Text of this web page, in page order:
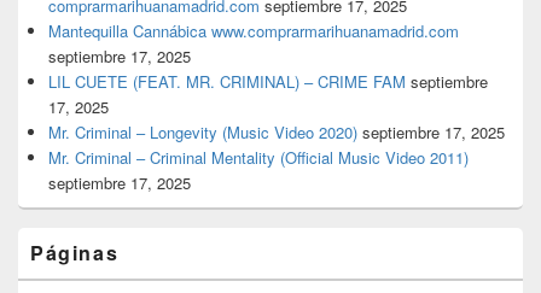
comprarmarihuanamadrid.com septiembre 17, 2025
Mantequilla Cannábica www.comprarmarihuanamadrid.com
septiembre 17, 2025
LIL CUETE (FEAT. MR. CRIMINAL) – CRIME FAM septiembre
17, 2025
Mr. Criminal – Longevity (Music Video 2020) septiembre 17, 2025
Mr. Criminal – Criminal Mentality (Official Music Video 2011)
septiembre 17, 2025
Páginas